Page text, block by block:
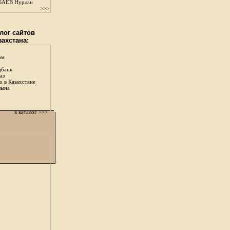
Нурлан
>>>
сайтов
в Казахстане
в каталог >>>